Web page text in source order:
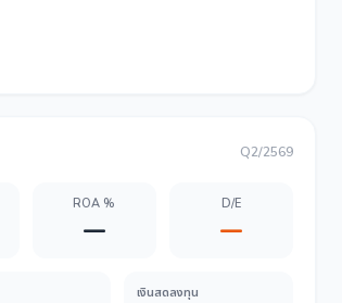
Q2/2569
ROA %
—
D/E
—
เงินสดลงทุน